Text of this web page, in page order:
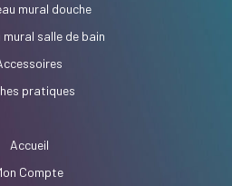
mural douche
mural salle de bain
pratiques
Accueil
Compte